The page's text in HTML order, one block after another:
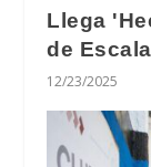
Llega
de
12/23/2025